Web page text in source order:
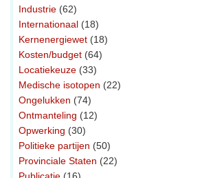
Industrie (62)
Internationaal (18)
Kernenergiewet (18)
Kosten/budget (64)
Locatiekeuze (33)
Medische isotopen (22)
Ongelukken (74)
Ontmanteling (12)
Opwerking (30)
Politieke partijen (50)
Provinciale Staten (22)
Publicatie (16)